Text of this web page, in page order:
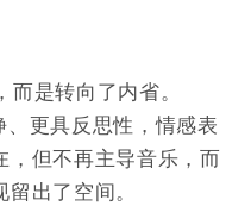
而是转向了内省。
、更具反思性，情感表
，但不再主导音乐，而
出了空间。